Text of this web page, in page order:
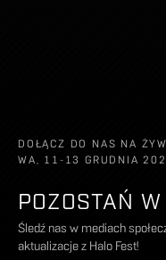
DOŁĄCZ DO NAS NA
WA, 11-13 GRUDNIA
POZOSTAŃ
Śledź nas w mediach
aktualizacje z Halo Fest!